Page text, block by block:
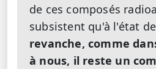
de ces composés
subsistent qu'à l'état
revanche, comme
à nous, il reste un